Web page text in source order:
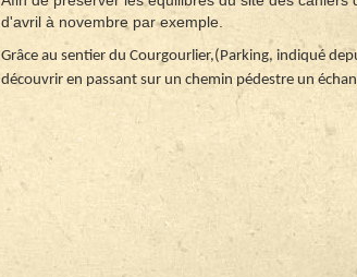
d'avril à novembre par exemple.
Grâce au sentier du Courgourlier,(Parking, indiqué
découvrir en passant sur un chemin pédestre un